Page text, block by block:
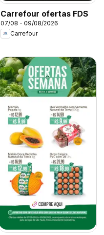
Carrefour ofertas FDS
07/08 - 09/08/2026
Carrefour